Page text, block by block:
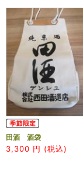
田酒 酒袋
3,300 円 (税込)